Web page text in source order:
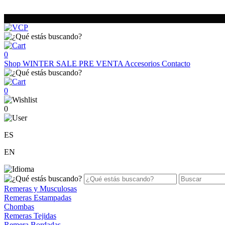
0
Shop WINTER SALE PRE VENTA Accesorios Contacto
0
0
ES
EN
Remeras y Musculosas
Remeras Estampadas
Chombas
Remeras Tejidas